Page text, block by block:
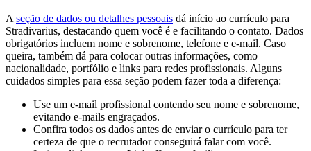
A seção de dados ou detalhes pessoais dá início ao currículo para
Stradivarius, destacando quem você é e facilitando o contato. Dados
obrigatórios incluem nome e sobrenome, telefone e e-mail. Caso
queira, também dá para colocar outras informações, como
nacionalidade, portfólio e links para redes profissionais. Alguns
cuidados simples para essa seção podem fazer toda a diferença:
Use um e-mail profissional contendo seu nome e sobrenome,
evitando e-mails engraçados.
Confira todos os dados antes de enviar o currículo para ter
certeza de que o recrutador conseguirá falar com você.